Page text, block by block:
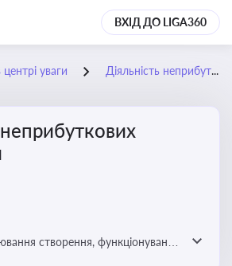
ВХІД ДО LIGA360
уваги Діяльність неприбуткових організацій